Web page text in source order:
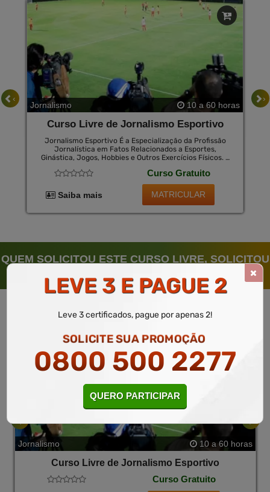
Jornalismo 10 a 60 horas
Curso Livre de Jornalismo Esportivo
Jornalismo Esportivo É a Especialização da Profissão
Jornalística em Fatos Relacionados a Esportes,
Ginástica, Jogos, Hobbies e Outros Exercícios Físicos. o
Apresenta Alto Risco de Preconceito, Pois Tanto
Jornalistas Quanto Leitores Têm Preferências por
Determinados Times Ou Atletas. Assim, os Profissionais
da Área Devem Estar Atentos à Paixão Ou Rejeição Pois
Colegas.
Curso Gratuito
Saiba mais MATRICULAR
‹ ›
QUEM SOLICITOU ESTE CURSO LIVRE, SOLICITOU
Jornalismo 10 a 60 horas
Curso Livre de Jornalismo Esportivo
Curso Gratuito
LEVE 3 E PAGUE 2
Leve 3 certificados, pague por apenas 2!
SOLICITE SUA PROMOÇÃO
0800 500 2277
QUERO PARTICIPAR